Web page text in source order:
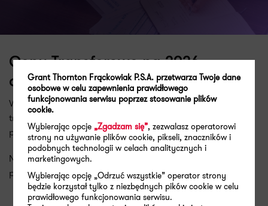
Ceny Transferowe na 2026 –
dokumentowanie i raportowanie
W 2026 r., w kontekście dokumentowania i raportowania
transakcji za rok 2025, podatnicy nadal będą stosować
przepisy analogiczne jak w roku poprzednim.
Na ten moment nie są znane żadne przełomowe zmiany w
przepisach:
Grant Thornton Frąckowiak P.S.A. przetwarza Twoje dane
osobowe w celu zapewnienia prawidłowego
funkcjonowania serwisu poprzez stosowanie plików
cookie.
Wybierając opcje„Zgadzam się”, zezwalasz operatorowi
strony na używanie plików cookie, pikseli, znaczników i
podobnych technologii w celach analitycznych i
marketingowych.
Wybierając opcję „Odrzuć wszystkie” operator strony
będzie korzystał tylko z niezbędnych pików cookie w celu
prawidłowego funkcjonowania serwisu.